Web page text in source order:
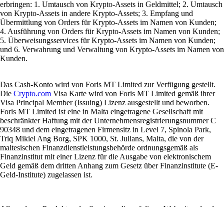
erbringen: 1. Umtausch von Krypto-Assets in Geldmittel; 2. Umtausch
von Krypto-Assets in andere Krypto-Assets; 3. Empfang und
Übermittlung von Orders für Krypto-Assets im Namen von Kunden;
4. Ausführung von Orders für Krypto-Assets im Namen von Kunden;
5. Überweisungsservices für Krypto-Assets im Namen von Kunden;
und 6. Verwahrung und Verwaltung von Krypto-Assets im Namen von
Kunden.
Das Cash-Konto wird von Foris MT Limited zur Verfügung gestellt.
Die Crypto.com Visa Karte wird von Foris MT Limited gemäß ihrer
Visa Principal Member (Issuing) Lizenz ausgestellt und beworben.
Foris MT Limited ist eine in Malta eingetragene Gesellschaft mit
beschränkter Haftung mit der Unternehmensregistrierungsnummer C
90348 und dem eingetragenen Firmensitz in Level 7, Spinola Park,
Triq Mikiel Ang Borg, SPK 1000, St. Julians, Malta, die von der
maltesischen Finanzdienstleistungsbehörde ordnungsgemäß als
Finanzinstitut mit einer Lizenz für die Ausgabe von elektronischem
Geld gemäß dem dritten Anhang zum Gesetz über Finanzinstitute (E-
Geld-Institute) zugelassen ist.